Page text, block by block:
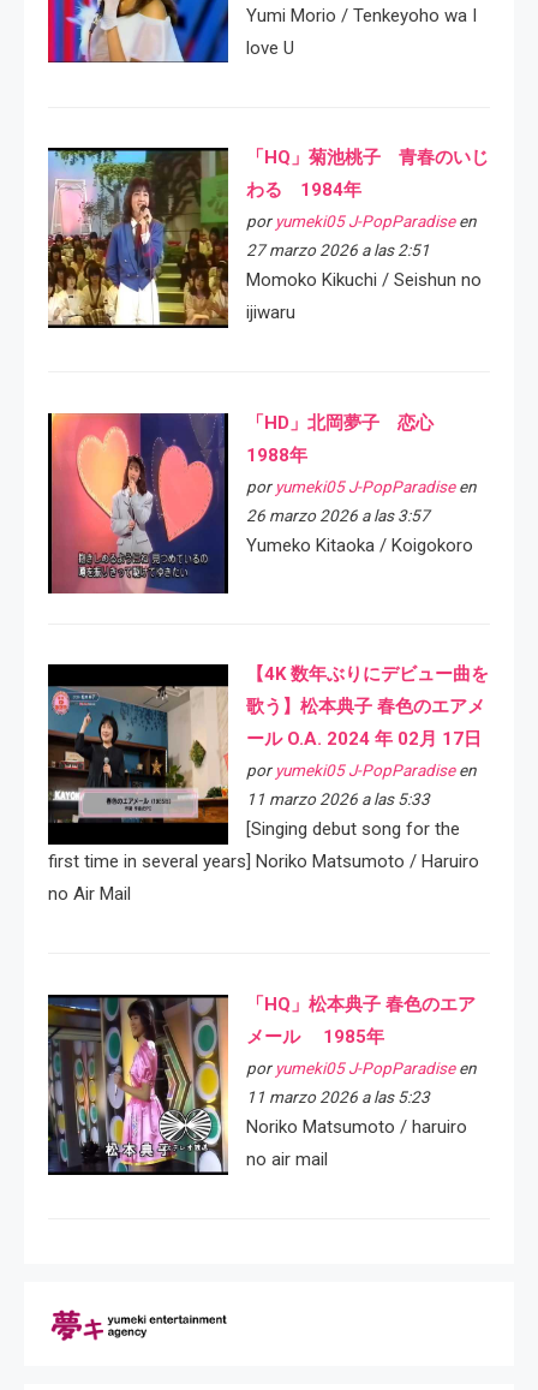
Yumi Morio / Tenkeyoho wa I
love U
「HQ」菊池桃子 青春のいじ
わる 1984年
por yumeki05 J-PopParadiseen
27 marzo 2026 a las 2:51
Momoko Kikuchi / Seishun no
ijiwaru
「HD」北岡夢子 恋心
1988年
por yumeki05 J-PopParadiseen
26 marzo 2026 a las 3:57
Yumeko Kitaoka / Koigokoro
【4K 数年ぶりにデビュー曲を
歌う】松本典子 春色のエアメ
ール O.A. 2024 年 02月 17日
por yumeki05 J-PopParadiseen
11 marzo 2026 a las 5:33
[Singing debut song for the
first time in several years] Noriko Matsumoto / Haruiro
no Air Mail
「HQ」松本典子 春色のエア
メール 1985年
por yumeki05 J-PopParadiseen
11 marzo 2026 a las 5:23
Noriko Matsumoto / haruiro
no air mail